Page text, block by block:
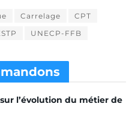
Carrelage
CPT
UNECP-FFB
l’évolution du métier de